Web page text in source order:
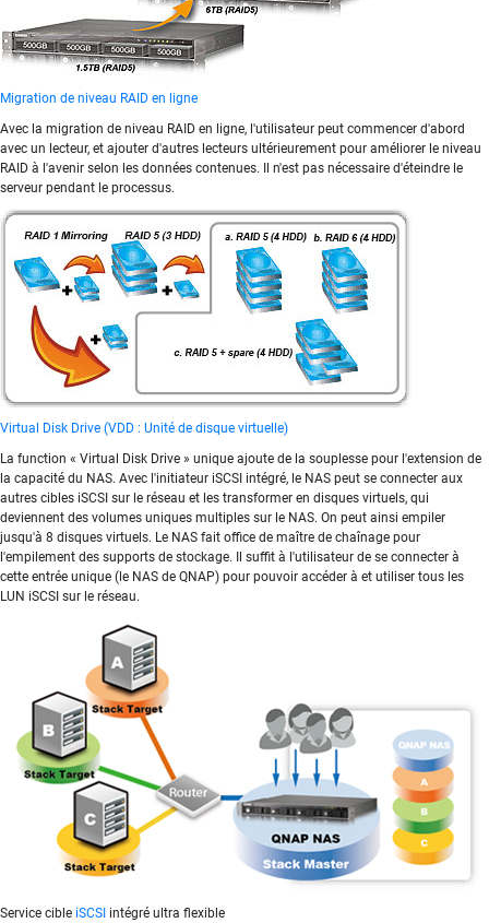
Migration de niveau RAID en ligne
Avec la migration de niveau RAID en ligne, l'utilisateur peut commencer d'abord
avec un lecteur, et ajouter d'autres lecteurs ultérieurement pour améliorer le niveau
RAID à l'avenir selon les données contenues. Il n'est pas nécessaire d'éteindre le
serveur pendant le processus.
Virtual Disk Drive (VDD : Unité de disque virtuelle)
La function « Virtual Disk Drive » unique ajoute de la souplesse pour l'extension de
la capacité du NAS. Avec l'initiateur iSCSI intégré, le NAS peut se connecter aux
autres cibles iSCSI sur le réseau et les transformer en disques virtuels, qui
deviennent des volumes uniques multiples sur le NAS. On peut ainsi empiler
jusqu'à 8 disques virtuels. Le NAS fait office de maître de chaînage pour
l'empilement des supports de stockage. Il suffit à l'utilisateur de se connecter à
cette entrée unique (le NAS de QNAP) pour pouvoir accéder à et utiliser tous les
LUN iSCSI sur le réseau.
Service cible iSCSI intégré ultra flexible